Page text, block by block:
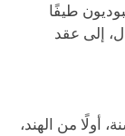
طيفًا
إلى عقد
إلى فيتنام من حوالي ٢٠٠٠ سنة، أولًا من الهند،